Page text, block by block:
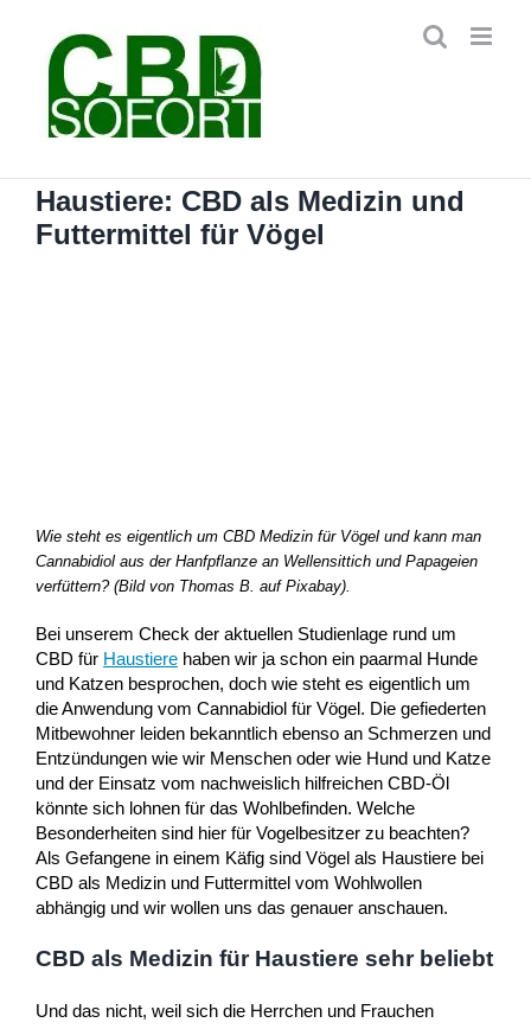
springen
Haustiere: CBD als Medizin und
Futtermittel für Vögel
Wie steht es eigentlich um CBD Medizin für Vögel und kann man
Cannabidiol aus der Hanfpflanze an Wellensittich und Papageien
verfüttern? (Bild von Thomas B. auf Pixabay).
Bei unserem Check der aktuellen Studienlage rund um
CBD für Haustiere haben wir ja schon ein paarmal Hunde
und Katzen besprochen, doch wie steht es eigentlich um
die Anwendung vom Cannabidiol für Vögel. Die gefiederten
Mitbewohner leiden bekanntlich ebenso an Schmerzen und
Entzündungen wie wir Menschen oder wie Hund und Katze
und der Einsatz vom nachweislich hilfreichen CBD-Öl
könnte sich lohnen für das Wohlbefinden. Welche
Besonderheiten sind hier für Vogelbesitzer zu beachten?
Als Gefangene in einem Käfig sind Vögel als Haustiere bei
CBD als Medizin und Futtermittel vom Wohlwollen
abhängig und wir wollen uns das genauer anschauen.
CBD als Medizin für Haustiere sehr beliebt
Und das nicht, weil sich die Herrchen und Frauchen